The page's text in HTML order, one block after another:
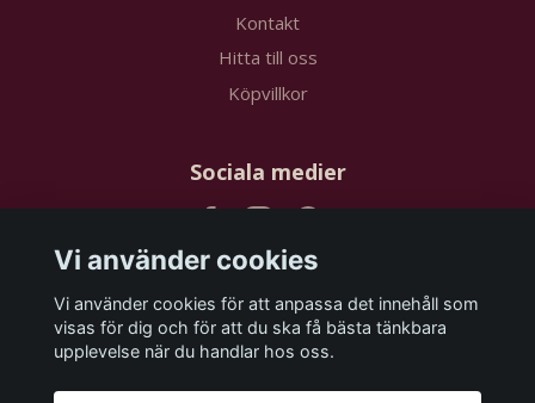
Kontakt
Hitta till oss
Köpvillkor
Sociala medier
Prenumerera på vårt nyhetsbrev
Vi använder cookies
Vi använder cookies för att anpassa det innehåll som
visas för dig och för att du ska få bästa tänkbara
upplevelse när du handlar hos oss.